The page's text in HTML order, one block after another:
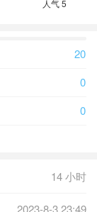
人气 5
20
0
0
14 小时
2023-8-3 23:49